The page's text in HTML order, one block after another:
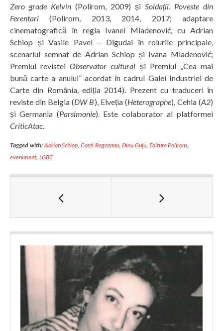
Zero grade Kelvin (Polirom, 2009) și Soldații. Poveste din
Ferentari (Polirom, 2013, 2014, 2017; adaptare
cinematografică în regia Ivanei Mladenović, cu Adrian
Schiop și Vasile Pavel – Digudai în rolurile principale,
scenariul semnat de Adrian Schiop și Ivana Mladenović;
Premiul revisteiObservator cultural și Premiul „Cea mai
bună carte a anului” acordat în cadrul Galei Industriei de
Carte din România, ediția 2014). Prezent cu traduceri în
reviste din Belgia (DW B), Elveția (Heterographe), Cehia (A2)
și Germania (Parsimonie). Este colaborator al platformei
CriticAtac.
Tagged with:Adrian Schiop,Costi Rogozanu, Dinu Guțu, Editura Polirom,
eveniment, LGBT